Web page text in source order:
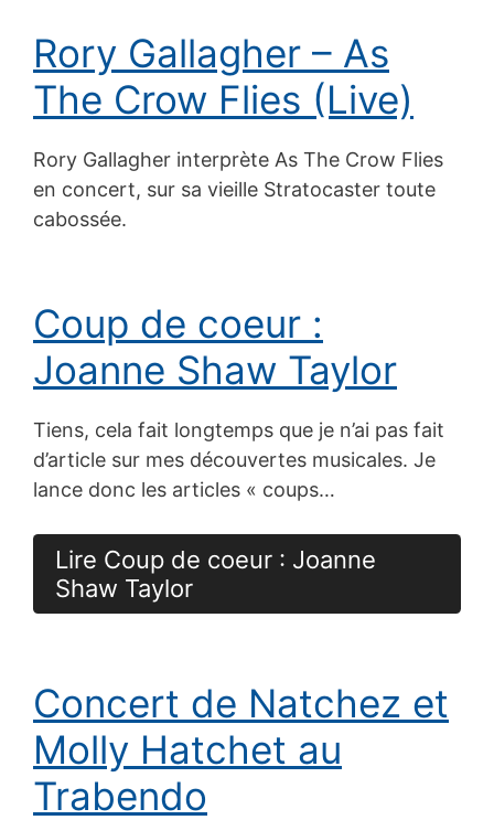
Rory Gallagher – As
The Crow Flies (Live)
Rory Gallagher interprète As The Crow Flies
en concert, sur sa vieille Stratocaster toute
cabossée.
Coup de coeur :
Joanne Shaw Taylor
Tiens, cela fait longtemps que je n’ai pas fait
d’article sur mes découvertes musicales. Je
lance donc les articles « coups…
Lire Coup de coeur : Joanne
Shaw Taylor
Concert de Natchez et
Molly Hatchet au
Trabendo